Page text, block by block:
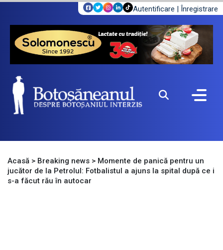
Autentificare | Înregistrare
Acasă > Breaking news > Momente de panică pentru un
jucător de la Petrolul: Fotbalistul a ajuns la spital după ce i
s-a făcut rău în autocar